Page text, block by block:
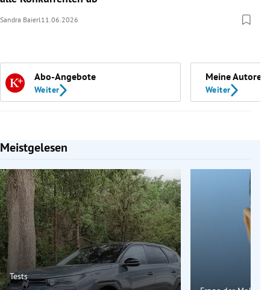
Sandra Baierl11.06.2026
Abo-Angebote
Weiter
Meine Autoren
Weiter
Meistgelesen
Slide 1 von 7
Tests